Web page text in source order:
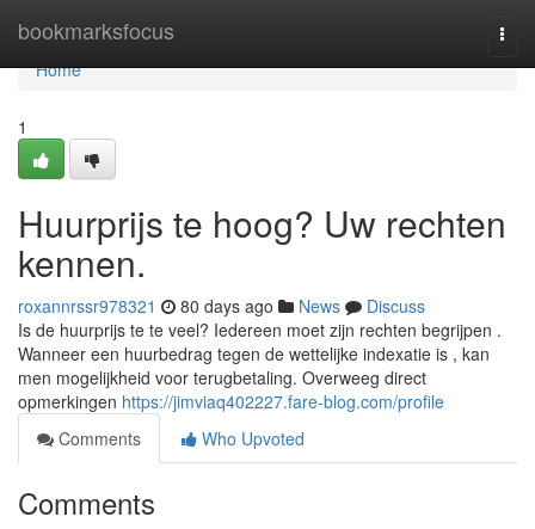
bookmarksfocus
Home
Home
1
Huurprijs te hoog? Uw rechten
kennen.
roxannrssr978321 80 days ago News
Discuss
Is de huurprijs te te veel? Iedereen moet zijn rechten begrijpen .
Wanneer een huurbedrag tegen de wettelijke indexatie is , kan
men mogelijkheid voor terugbetaling. Overweeg direct
opmerkingen https://jimviaq402227.fare-blog.com/profile
Comments
Who Upvoted
Comments